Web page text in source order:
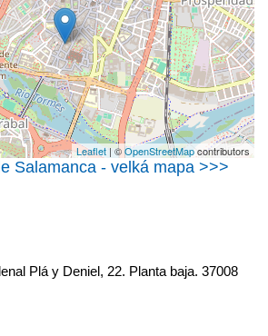
Leaflet | ©OpenStreetMapcontributors
Salamanca - velká mapa >>>
Plá y Deniel, 22. Planta baja. 37008